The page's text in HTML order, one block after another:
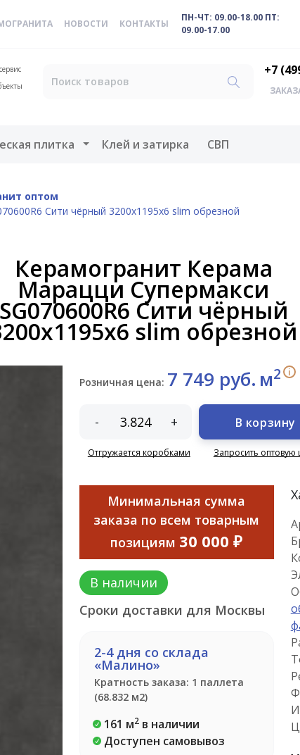
НОВОСТИ КОНТАКТЫ
ПН-ЧТ: 09.00-18.00 ПТ:
09.00-17.00
+7
плитка Открыть меню
Клей и затирка СВП
оптом
Сити чёрный 3200x1195x6 slim обрезной
Керамогранит Керама
Марацци Супермакси
SG070600R6 Сити чёрный
slim обрезной
Розничная цена: 7 749 руб. м2 i
- +
Отгружается коробками
В корзину
Запросить оптовую
Минимальная сумма
заказа по всем товарным
позициям 30 000 ₽
В наличии
Сроки доставки для Москвы
2-4 дня со склада
«Малино»
Кратность заказа: 1 паллета
(68.832 м2)
161 м2в наличии
Доступен самовывоз